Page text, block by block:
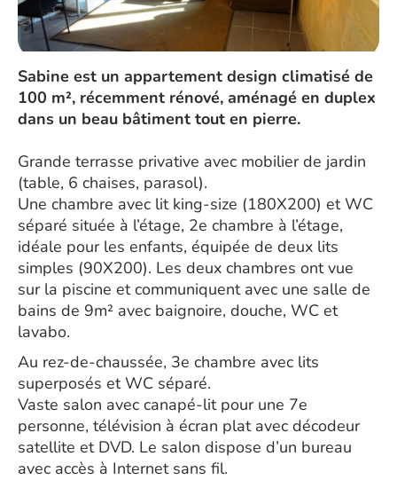
Sabine est un appartement design climatisé de
100 m², récemment rénové, aménagé en duplex
dans un beau bâtiment tout en pierre.
Grande terrasse privative avec mobilier de jardin
(table, 6 chaises, parasol).
Une chambre avec lit king-size (180X200) et WC
séparé située à l’étage, 2e chambre à l’étage,
idéale pour les enfants, équipée de deux lits
simples (90X200). Les deux chambres ont vue
sur la piscine et communiquent avec une salle de
bains de 9m² avec baignoire, douche, WC et
lavabo.
Au rez-de-chaussée, 3e chambre avec lits
superposés et WC séparé.
Vaste salon avec canapé-lit pour une 7e
personne, télévision à écran plat avec décodeur
satellite et DVD. Le salon dispose d’un bureau
avec accès à Internet sans fil.